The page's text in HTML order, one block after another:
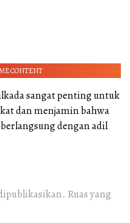
CONTENT
sangat penting untuk
dan menjamin bahwa
dengan adil
Ruas yang